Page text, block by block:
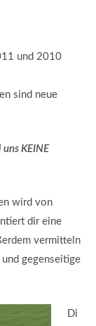
und 2010
sind neue
uns KEINE
wird von
dir eine
vermitteln
gegenseitige
Di